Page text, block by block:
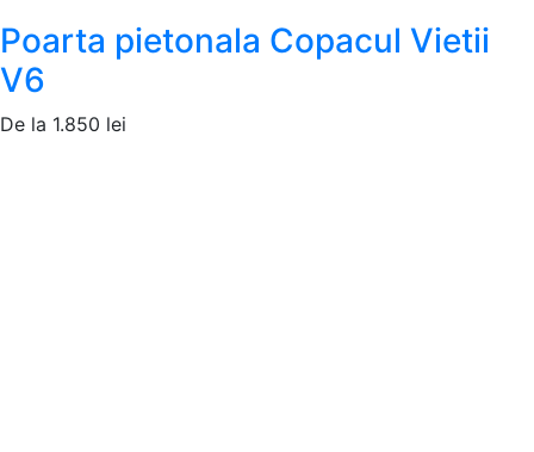
Poarta pietonala Copacul Vietii
V6
De la 1.850 lei